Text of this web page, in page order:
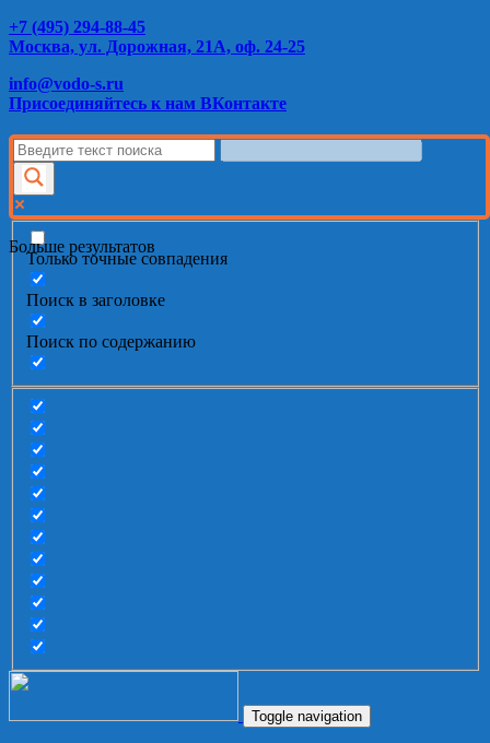
+7 (495) 294-88-45
Москва, ул. Дорожная, 21А, оф. 24-25
info@vodo-s.ru
Присоединяйтесь к нам ВКонтакте
Больше результатов
Только точные совпадения
Поиск в заголовке
Поиск по содержанию
Toggle navigation